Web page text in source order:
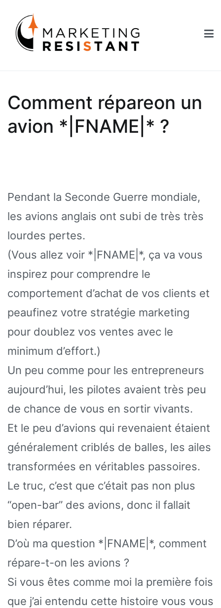
contenu
Comment répareon un
avion *|FNAME|* ?
Pendant la Seconde Guerre mondiale,
les avions anglais ont subi de très très
lourdes pertes.
(Vous allez voir *|FNAME|*, ça va vous
inspirez pour comprendre le
comportement d’achat de vos clients et
peaufinez votre stratégie marketing
pour doublez vos ventes avec le
minimum d’effort.)
Un peu comme pour les entrepreneurs
aujourd’hui, les pilotes avaient très peu
de chance de vous en sortir vivants.
Et le peu d’avions qui revenaient étaient
généralement criblés de balles, les ailes
transformées en véritables passoires.
Le truc, c’est que c’était pas non plus
“open-bar” des avions, donc il fallait
bien réparer.
D’où ma question *|FNAME|*, comment
répare-t-on les avions ?
Si vous êtes comme moi la première fois
que j’ai entendu cette histoire vous vous